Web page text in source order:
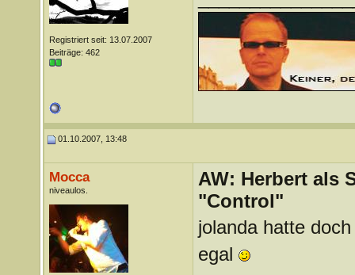
Registriert seit: 13.07.2007
Beiträge: 462
01.10.2007, 13:48
Mocca
niveaulos.
AW: Herbert als
"Control"
jolanda hatte
egal